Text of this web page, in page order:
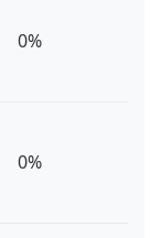
0%
0%